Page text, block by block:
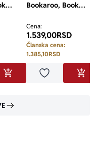
DODAJ U KORPU
Bookaroo, Book
Cena:
1.539,00RSD
Članska cena:
1.385,10RSD
Dodaj u